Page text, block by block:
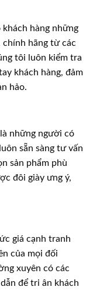
hàng những
chính hãng từ các
tôi luôn kiểm tra
khách hàng, đảm
hảo.
những người có
sẵn sàng tư vấn
sản phẩm phù
đôi giày ưng ý,
giá cạnh tranh
của mọi đối
xuyên có các
để tri ân khách